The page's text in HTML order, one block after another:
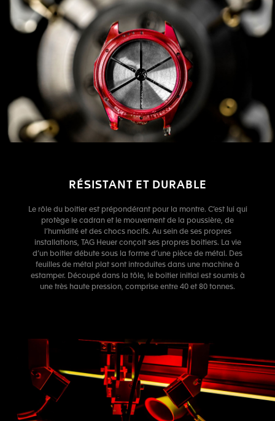
RÉSISTANT ET DURABLE
Le rôle du boitier est prépondérant pour la montre. C’est lui qui
protège le cadran et le mouvement de la poussière, de
l’humidité et des chocs nocifs. Au sein de ses propres
installations, TAG Heuer conçoit ses propres boitiers. La vie
d’un boitier débute sous la forme d’une pièce de métal. Des
feuilles de métal plat sont introduites dans une machine à
estamper. Découpé dans la tôle, le boitier initial est soumis à
une très haute pression, comprise entre 40 et 80 tonnes.